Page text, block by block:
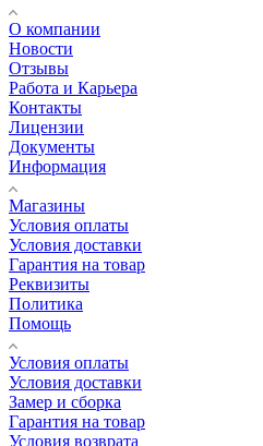
О компании
Новости
Отзывы
Работа и Карьера
Контакты
Лицензии
Документы
Информация
Магазины
Условия оплаты
Условия доставки
Гарантия на товар
Реквизиты
Политика
Помощь
Условия оплаты
Условия доставки
Замер и сборка
Гарантия на товар
Условия возврата